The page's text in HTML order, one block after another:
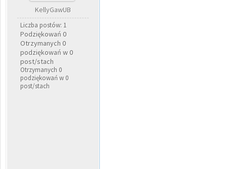
KellyGawUB
Liczba postów: 1
Podziękowań 0
Otrzymanych 0
podziękowań w 0
post/stach
Otrzymanych 0
podziękowań w 0
post/stach